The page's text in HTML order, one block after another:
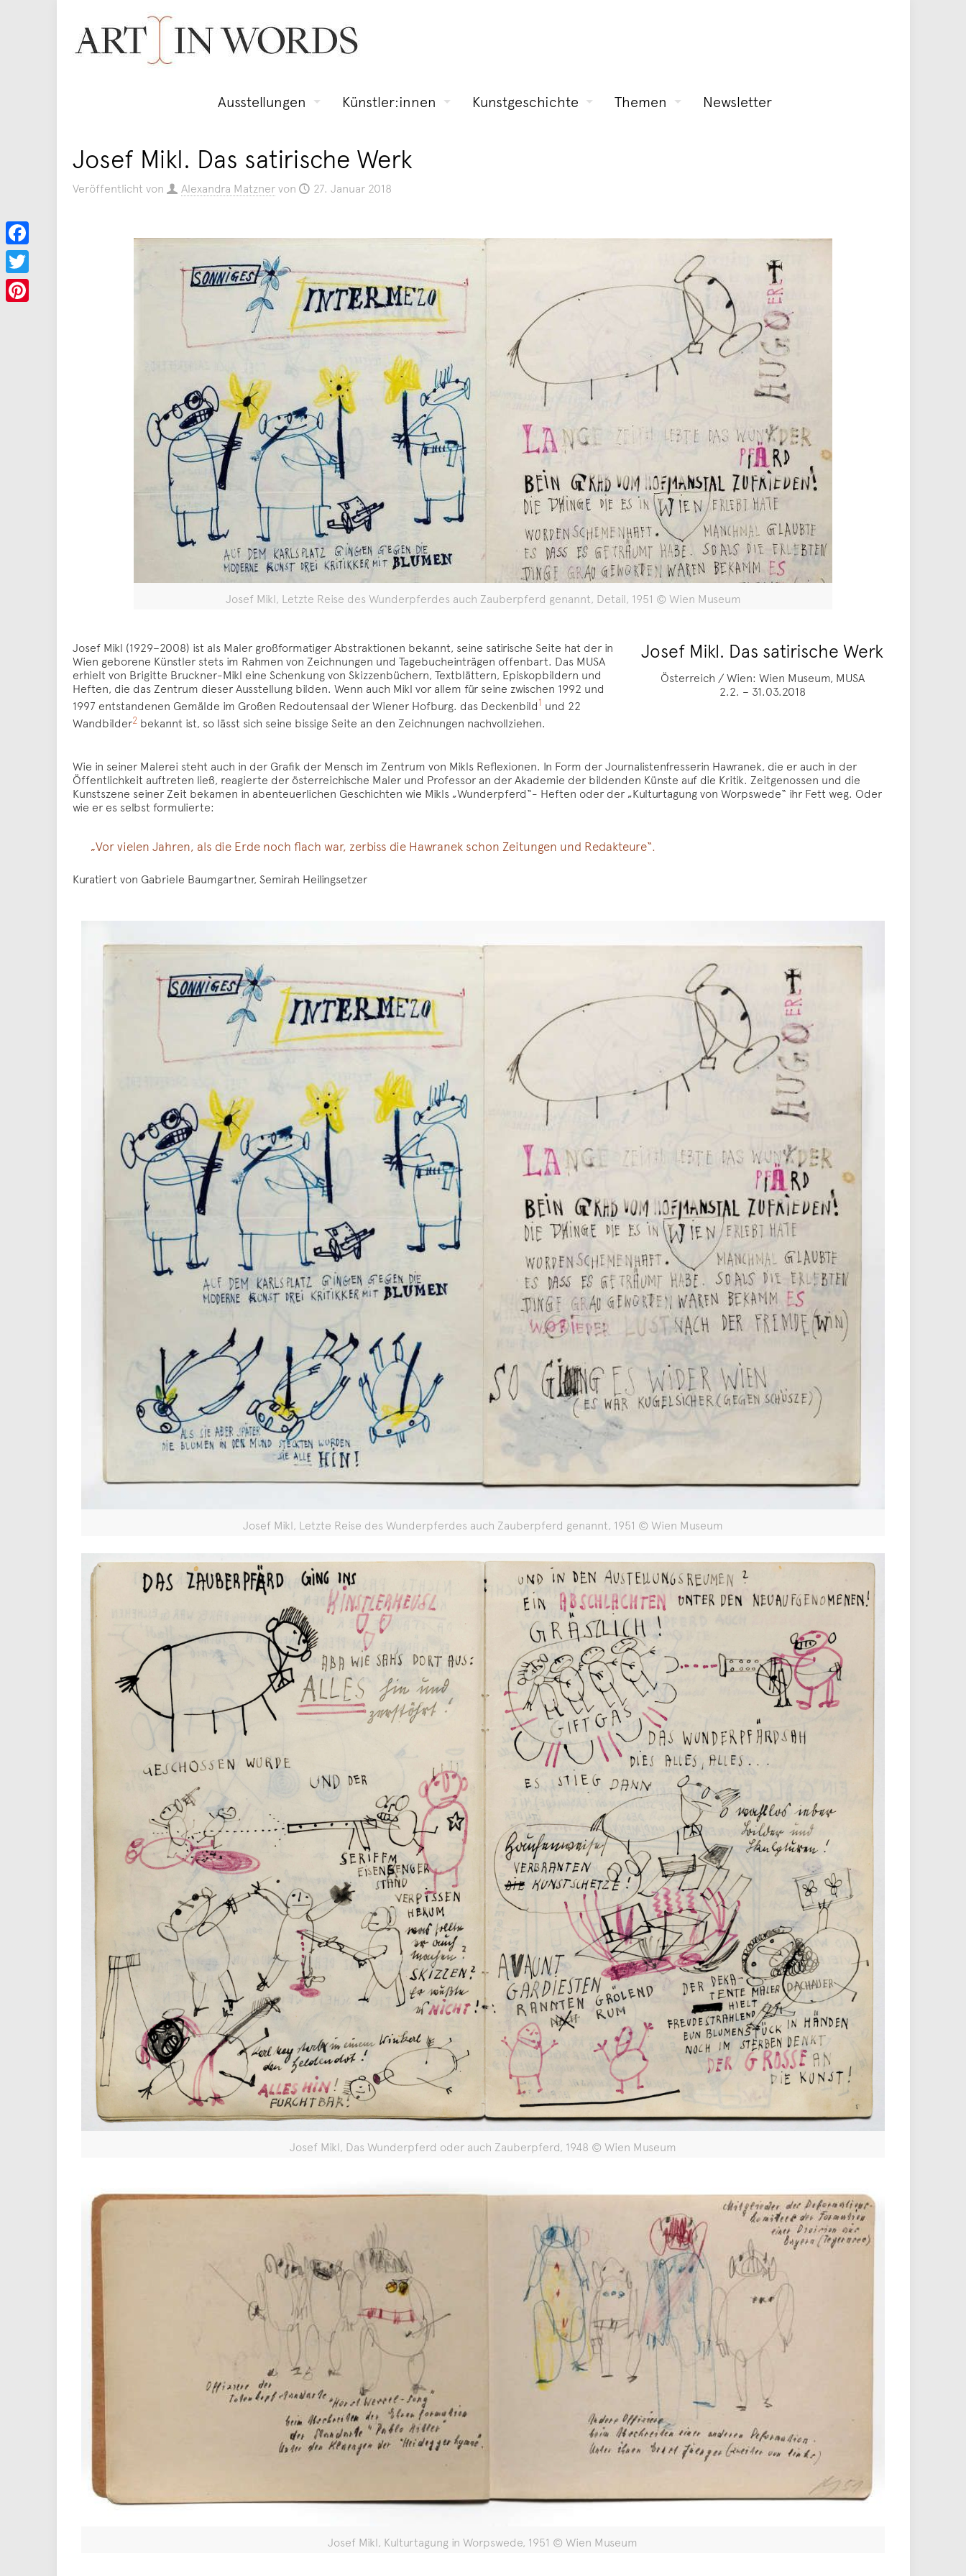
Ausstellungen Künstler:innen Kunstgeschichte Themen Newsletter
Josef Mikl. Das satirische Werk
Veröffentlicht von Alexandra Matzner von 27. Januar 2018
Josef Mikl, Letzte Reise des Wunderpferdes auch Zauberpferd genannt, Detail, 1951 © Wien Museum
Josef Mikl (1929–2008) ist als Maler großformatiger Abstraktionen bekannt, seine satirische Seite hat der in
Wien geborene Künstler stets im Rahmen von Zeichnungen und Tagebucheinträgen offenbart. Das MUSA
erhielt von Brigitte Bruckner-Mikl eine Schenkung von Skizzenbüchern, Textblättern, Episkopbildern und
Heften, die das Zentrum dieser Ausstellung bilden. Wenn auch Mikl vor allem für seine zwischen 1992 und
1997 entstandenen Gemälde im Großen Redoutensaal der Wiener Hofburg. das Deckenbild1 und 22
Wandbilder2bekannt ist, so lässt sich seine bissige Seite an den Zeichnungen nachvollziehen.
Josef Mikl. Das satirische Werk
Österreich / Wien: Wien Museum, MUSA
2.2. – 31.03.2018
Wie in seiner Malerei steht auch in der Grafik der Mensch im Zentrum von Mikls Reflexionen. In Form der Journalistenfresserin Hawranek, die er auch in der
Öffentlichkeit auftreten ließ, reagierte der österreichische Maler und Professor an der Akademie der bildenden Künste auf die Kritik. Zeitgenossen und die
Kunstszene seiner Zeit bekamen in abenteuerlichen Geschichten wie Mikls „Wunderpferd“- Heften oder der „Kulturtagung von Worpswede“ ihr Fett weg. Oder
wie er es selbst formulierte:
„Vor vielen Jahren, als die Erde noch flach war, zerbiss die Hawranek schon Zeitungen und Redakteure“.
Kuratiert von Gabriele Baumgartner, Semirah Heilingsetzer
Josef Mikl, Letzte Reise des Wunderpferdes auch Zauberpferd genannt, 1951 © Wien Museum
Josef Mikl, Das Wunderpferd oder auch Zauberpferd, 1948 © Wien Museum
Josef Mikl, Kulturtagung in Worpswede, 1951 © Wien Museum
Facebook
Twitter